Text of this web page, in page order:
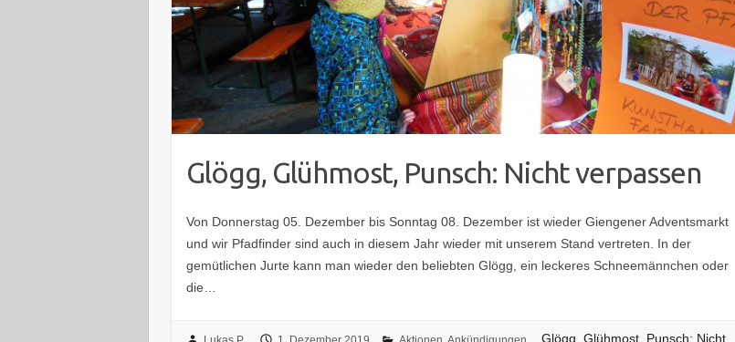
Glögg, Glühmost, Punsch: Nicht verpassen
Von Donnerstag 05. Dezember bis Sonntag 08. Dezember ist wieder Giengener Adventsmarkt
und wir Pfadfinder sind auch in diesem Jahr wieder mit unserem Stand vertreten. In der
gemütlichen Jurte kann man wieder den beliebten Glögg, ein leckeres Schneemännchen oder
die…
Glögg, Glühmost, Punsch: Nicht